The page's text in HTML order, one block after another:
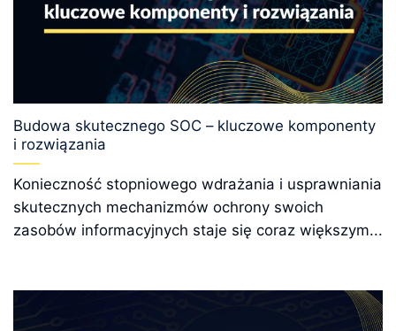
Budowa skutecznego SOC – kluczowe komponenty
i rozwiązania
Konieczność stopniowego wdrażania i usprawniania
skutecznych mechanizmów ochrony swoich
zasobów informacyjnych staje się coraz większym...